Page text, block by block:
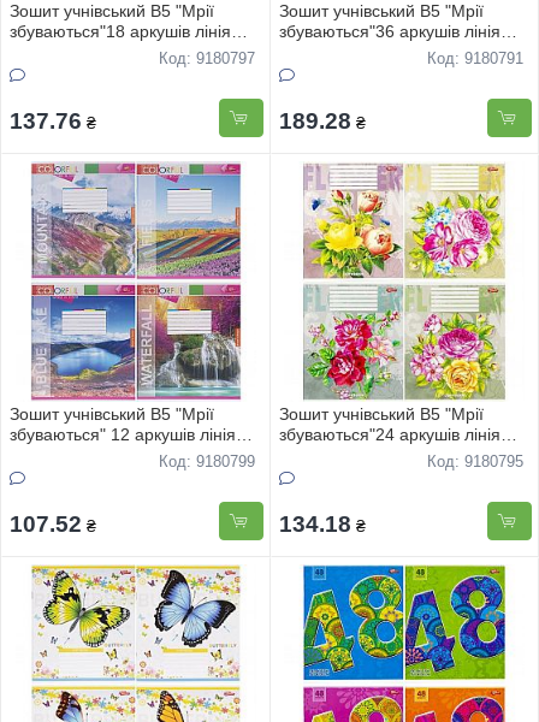
Зошит учнівський В5 "Мрії
збуваються"18 аркушів лінія
Код: 9180797
137.76 ₴
Зошит учнівський В5 "Мрії
збуваються"36 аркушів лінія
офс "Україна" 3636 16штКод: 9180791
189.28 ₴
Зошит учнівський В5 "Мрії
збуваються" 12 аркушів лінія
"Природа" 3706 20штКод: 9180799
107.52 ₴
Зошит учнівський В5 "Мрії
збуваються"24 аркушів лінія
офс "Квiти" 3818 16штКод: 9180795
134.18 ₴